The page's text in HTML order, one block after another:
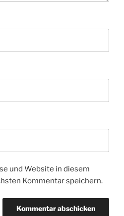
und Website in diesem
Kommentar speichern.